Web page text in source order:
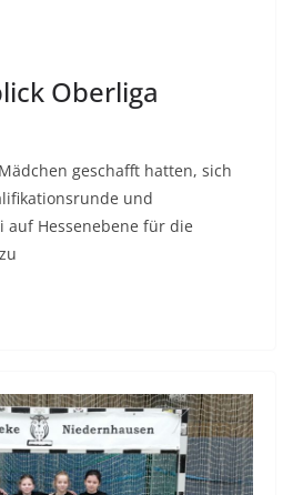
Oberliga
geschafft hatten, sich
und
auf Hessenebene für die